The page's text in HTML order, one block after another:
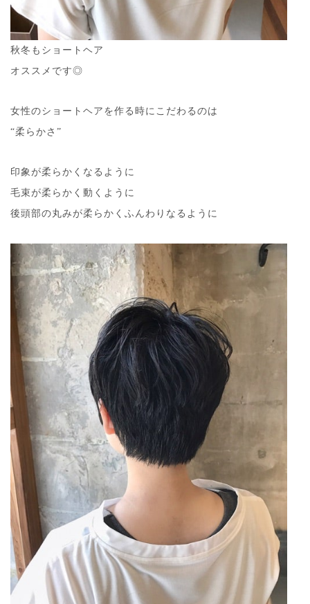
秋冬もショートヘア
オススメです◎
女性のショートヘアを作る時にこだわるのは
“柔らかさ”
印象が柔らかくなるように
毛束が柔らかく動くように
後頭部の丸みが柔らかくふんわりなるように